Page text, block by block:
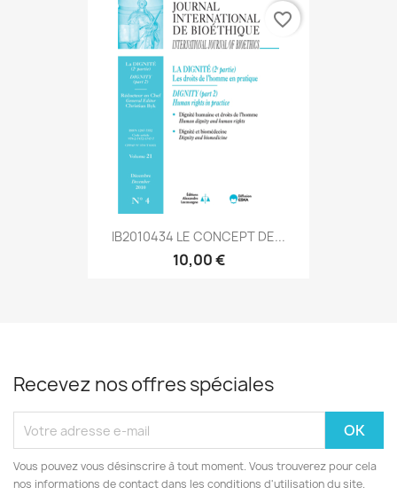
IB2010434 LE CONCEPT DE...
10,00 €
favorite_border
Recevez nos offres spéciales
Vous pouvez vous désinscrire à tout moment. Vous trouverez pour cela
nos informations de contact dans les conditions d'utilisation du site.